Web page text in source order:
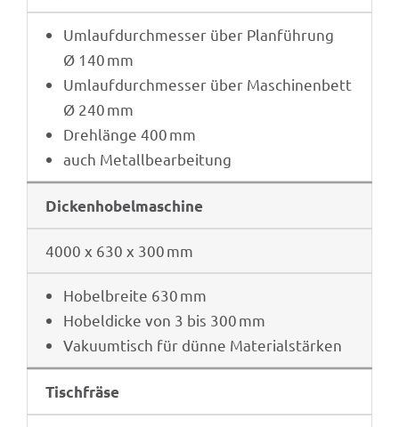
Umlauf­durch­mes­ser über Plan­füh­rung
Ø 140 mm
Umlauf­durch­mes­ser über Maschi­nen­bett
Ø 240 mm
Dreh­länge 400 mm
auch Metall­be­ar­bei­tung
Dicken­ho­bel­ma­schine
4000 x 630 x 300 mm
Hobel­breite 630 mm
Hobel­di­cke von 3 bis 300 mm
Vaku­um­tisch für dünne Materialstärken
Tisch­fräse